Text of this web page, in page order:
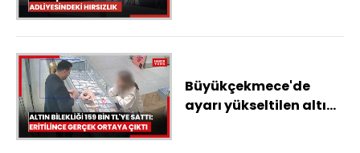
görüntüleri ortaya
Büyükçekmece'de
ayarı yükseltilen altın